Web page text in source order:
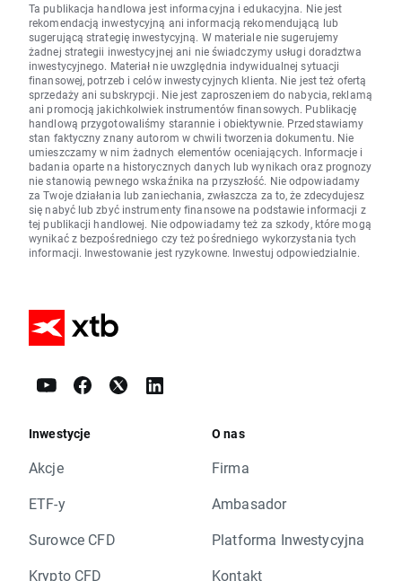
Ta publikacja handlowa jest informacyjna i edukacyjna. Nie jest
rekomendacją inwestycyjną ani informacją rekomendującą lub
sugerującą strategię inwestycyjną. W materiale nie sugerujemy
żadnej strategii inwestycyjnej ani nie świadczymy usługi doradztwa
inwestycyjnego. Materiał nie uwzględnia indywidualnej sytuacji
finansowej, potrzeb i celów inwestycyjnych klienta. Nie jest też ofertą
sprzedaży ani subskrypcji. Nie jest zaproszeniem do nabycia, reklamą
ani promocją jakichkolwiek instrumentów finansowych. Publikację
handlową przygotowaliśmy starannie i obiektywnie. Przedstawiamy
stan faktyczny znany autorom w chwili tworzenia dokumentu. Nie
umieszczamy w nim żadnych elementów oceniających. Informacje i
badania oparte na historycznych danych lub wynikach oraz prognozy
nie stanowią pewnego wskaźnika na przyszłość. Nie odpowiadamy
za Twoje działania lub zaniechania, zwłaszcza za to, że zdecydujesz
się nabyć lub zbyć instrumenty finansowe na podstawie informacji z
tej publikacji handlowej. Nie odpowiadamy też za szkody, które mogą
wynikać z bezpośredniego czy też pośredniego wykorzystania tych
informacji. Inwestowanie jest ryzykowne. Inwestuj odpowiedzialnie.
Inwestycje
Akcje
ETF-y
Surowce CFD
Krypto CFD
O nas
Firma
Ambasador
Platforma Inwestycyjna
Kontakt